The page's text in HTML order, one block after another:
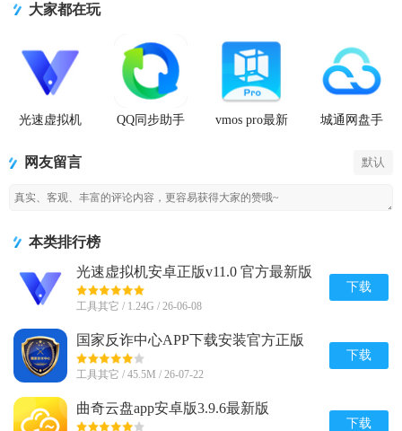
大家都在玩
光速虚拟机
QQ同步助手
vmos pro最新
城通网盘手
网友留言 默认
本类排行榜
光速虚拟机安卓正版v11.0 官方最新版
【64位】
工具其它 / 1.24G / 26-06-08
下载
国家反诈中心APP下载安装官方正版
v2.0.25
工具其它 / 45.5M / 26-07-22
下载
曲奇云盘app安卓版3.9.6最新版
下载